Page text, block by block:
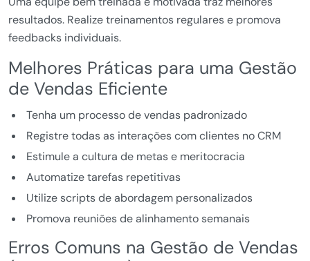
resultados. Realize treinamentos regulares e promova
feedbacks individuais.
Melhores Práticas para uma Gestão
de Vendas Eficiente
Tenha um processo de vendas padronizado
Registre todas as interações com clientes no CRM
Estimule a cultura de metas e meritocracia
Automatize tarefas repetitivas
Utilize scripts de abordagem personalizados
Promova reuniões de alinhamento semanais
Erros Comuns na Gestão de Vendas